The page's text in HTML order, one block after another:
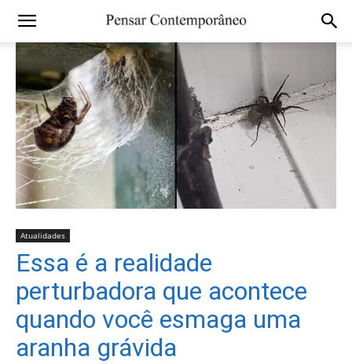
Atualidades
Essa é a realidade
perturbadora que acontece
quando você esmaga uma
aranha grávida